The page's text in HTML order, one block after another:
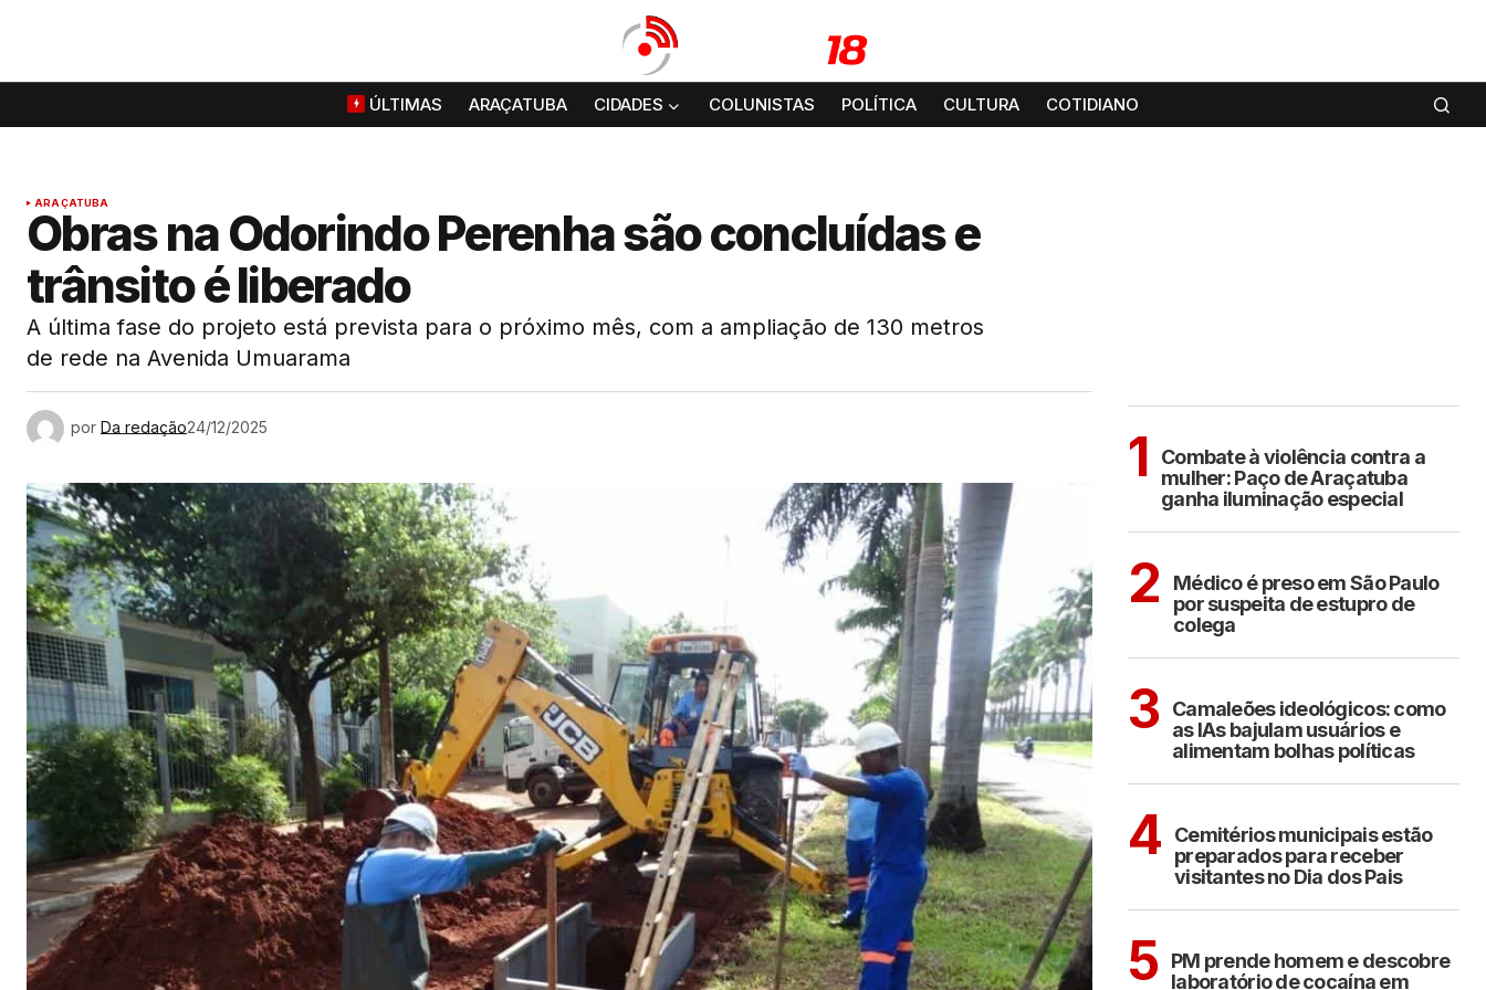
ÚLTIMAS ARAÇATUBA CIDADES COLUNISTAS POLÍTICA CULTURA COTIDIANO
ARAÇATUBA
Obras na Odorindo Perenha são concluídas e
trânsito é liberado
A última fase do projeto está prevista para o próximo mês, com a ampliação de 130 metros
de rede na Avenida Umuarama
por Da redação24/12/2025 1
Combate à violência contra a
mulher: Paço de Araçatuba
ganha iluminação especial
2
Médico é preso em São Paulo
por suspeita de estupro de
colega
3 Camaleões ideológicos: como
as IAs bajulam usuários e
alimentam bolhas políticas
4
Cemitérios municipais estão
preparados para receber
visitantes no Dia dos Pais
5 PM prende homem e descobre
laboratório de cocaína em